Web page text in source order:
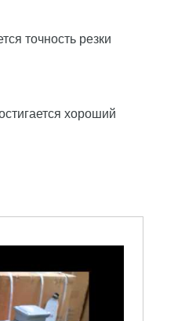
точность резки
хороший